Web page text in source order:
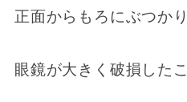
正面からもろにぶつかり
眼鏡が大きく破損した